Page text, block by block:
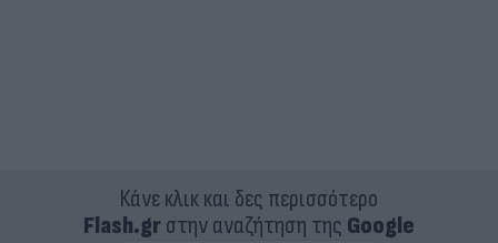
Κάνε κλικ και δες περισσότερο
Flash.grστην αναζήτηση της Google